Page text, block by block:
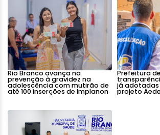
Rio Branco avança na
prevenção à gravidez na
adolescência com mutirão de
até 100 inserções de Implanon
Prefeitura
já adotadas
projeto